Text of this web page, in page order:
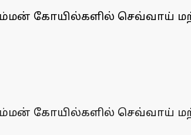
கோயில்களில் செவ்வாய்
கோயில்களில் செவ்வாய்